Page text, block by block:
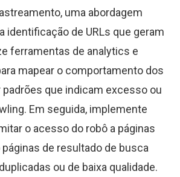
uma abordagem
identificação de URLs que geram
ferramentas de analytics e
mapear o comportamento dos
que indicam excesso ou
Em seguida, implemente
o acesso do robô a páginas
de resultado de busca
ou de baixa qualidade.